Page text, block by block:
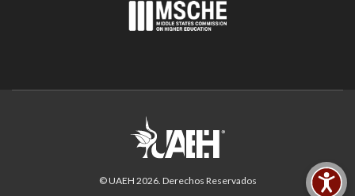
© UAEH 2026. Derechos Reservados